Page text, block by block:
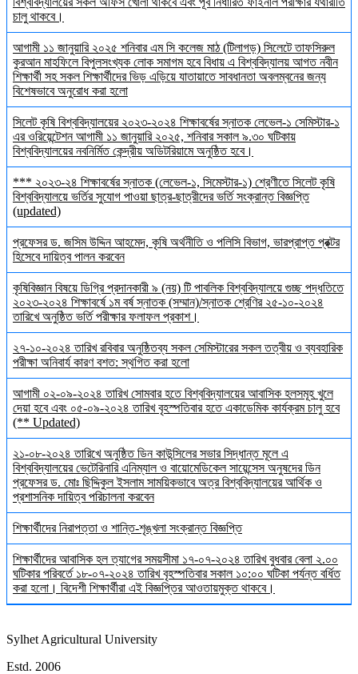
চালু থাকবে।
আগামী ১১ জানুয়ারি ২০২৫ শনিবার এম সি কলেজ মাঠ (টিলাগড়) সিলেটে তাফসিরুল
কুরআন মাহফিলে বিপুলসংখ্যক লোক সমাগম হবে বিধায় এ বিশ্ববিদ্যালয় আগত নবীন
শিক্ষার্থী সহ সকল শিক্ষার্থীদের ভিড় এড়িয়ে যাতায়াতে সাবধানতা অবলম্বনের জন্য
বিশেষভাবে অনুরোধ করা হলো
সিলেট কৃষি বিশ্ববিদ্যালয়ের ২০২৩-২০২৪ শিক্ষাবর্ষের স্নাতক লেভেল-১ সেমিস্টার-১
এর ওরিয়েন্টেশন আগামী ১১ জানুয়ারি ২০২৫, শনিবার সকাল ৯.৩০ ঘটিকায়
বিশ্ববিদ্যালয়ের নবনির্মিত কেন্দ্রীয় অডিটরিয়ামে অনুষ্ঠিত হবে।
*** ২০২৩-২৪ শিক্ষাবর্ষের স্নাতক (লেভেল-১, সিমেস্টার-১) শ্রেণীতে সিলেট কৃষি
বিশ্ববিদ্যালয়ে ভর্তির সুযোগ পাওয়া ছাত্র-ছাত্রীদের ভর্তি সংক্রান্ত বিজ্ঞপ্তি
(updated)
প্রফেসর ড. জসিম উদ্দিন আহমেদ, কৃষি অর্থনীতি ও পলিসি বিভাগ, ভারপ্রাপ্ত প্রক্টর
হিসেবে দায়িত্ব পালন করবেন
কৃষিবিজ্ঞান বিষয়ে ডিগ্রি প্রদানকারী ৯ (নয়) টি পাবলিক বিশ্ববিদ্যালয়ে গুচ্ছ পদ্ধতিতে
২০২৩-২০২৪ শিক্ষাবর্ষে ১ম বর্ষ স্নাতক (সম্মান)/স্নাতক শ্রেণির ২৫-১০-২০২৪
তারিখে অনুষ্ঠিত ভর্তি পরীক্ষার ফলাফল প্রকাশ।
২৭-১০-২০২৪ তারিখ রবিবার অনুষ্ঠিতব্য সকল সেমিস্টারের সকল তত্বীয় ও ব্যবহারিক
পরীক্ষা অনিবার্য কারণ বশত: স্থগিত করা হলো
আগামী ০২-০৯-২০২৪ তারিখ সোমবার হতে বিশ্ববিদ্যালয়ের আবাসিক হলসমূহ খুলে
দেয়া হবে এবং ০৫-০৯-২০২৪ তারিখ বৃহস্পতিবার হতে একাডেমিক কার্যক্রম চালু হবে
(** Updated)
২১-০৮-২০২৪ তারিখে অনুষ্ঠিত ডিন কাউন্সিলের সভার সিদ্ধান্ত মূলে এ
বিশ্ববিদ্যালয়ের ভেটেরিনারি এনিম্যাল ও বায়োমেডিকেল সায়েন্সেস অনুষদের ডিন
প্রফেসর ড. মোঃ ছিদ্দিকুল ইসলাম সাময়িকভাবে অত্র বিশ্ববিদ্যালয়ের আর্থিক ও
প্রশাসনিক দায়িত্ব পরিচালনা করবেন
শিক্ষার্থীদের নিরাপত্তা ও শান্তি-শৃঙ্খলা সংক্রান্ত বিজ্ঞপ্তি
শিক্ষার্থীদের আবাসিক হল ত্যাগের সময়সীমা ১৭-০৭-২০২৪ তারিখ বুধবার বেলা ২.০০
ঘটিকার পরিবর্তে ১৮-০৭-২০২৪ তারিখ বৃহস্পতিবার সকাল ১০:০০ ঘটিকা পর্যন্ত বর্ধিত
করা হলো। বিদেশী শিক্ষার্থীরা এই বিজ্ঞপ্তির আওতায়মুক্ত থাকবে।
Sylhet Agricultural University
Estd. 2006